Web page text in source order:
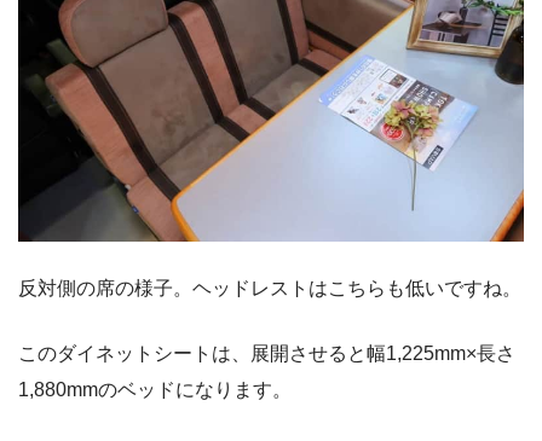
反対側の席の様子。ヘッドレストはこちらも低いですね。
このダイネットシートは、展開させると幅1,225mm×長さ
1,880mmのベッドになります。